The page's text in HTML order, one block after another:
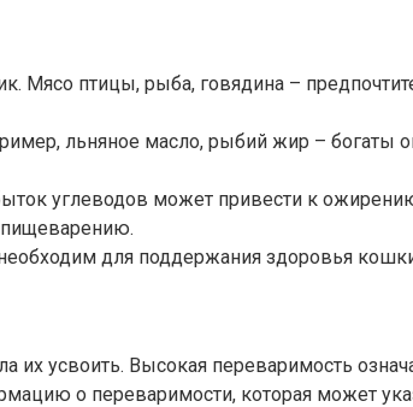
Мясо птицы, рыба, говядина –
льняное масло, рыбий жир – богаты
углеводов может привести к
для поддержания здоровья
усвоить. Высокая переваримость
о переваримости, которая может